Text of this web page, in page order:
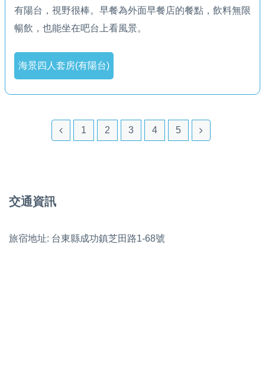
有陽台，視野很棒。早餐為外面早餐店的餐點，飲料無限
暢飲，也能坐在吧台上看風景。
海景四人套房(有陽台)
1 2 3 4 5
交通資訊
旅宿地址: 台東縣成功鎮芝田路1-68號